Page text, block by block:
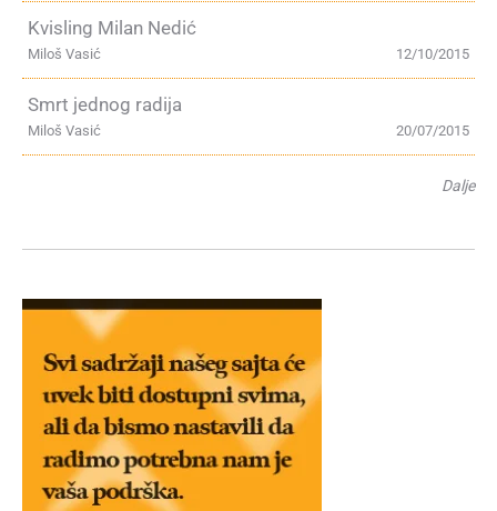
Kvisling Milan Nedić
12/10/2015
Miloš Vasić
Smrt jednog radija
20/07/2015
Miloš Vasić
Dalje